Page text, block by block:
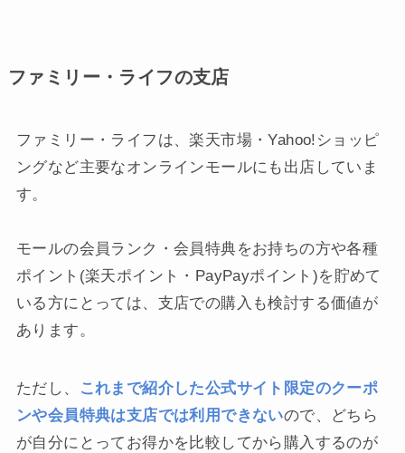
ファミリー・ライフの支店
ファミリー・ライフは、楽天市場・Yahoo!ショッピ
ングなど主要なオンラインモールにも出店していま
す。
モールの会員ランク・会員特典をお持ちの方や各種
ポイント(楽天ポイント・PayPayポイント)を貯めて
いる方にとっては、支店での購入も検討する価値が
あります。
ただし、
これまで紹介した公式サイト限定のクーポ
ンや会員特典は支店では利用できないので、どちら
が自分にとってお得かを比較してから購入するのが